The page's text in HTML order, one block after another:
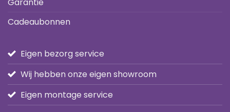
Garantie
Cadeaubonnen
Eigen bezorg service
Wij hebben onze eigen showroom
Eigen montage service